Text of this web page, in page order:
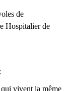
de
Hospitalier de
qui vivent la même